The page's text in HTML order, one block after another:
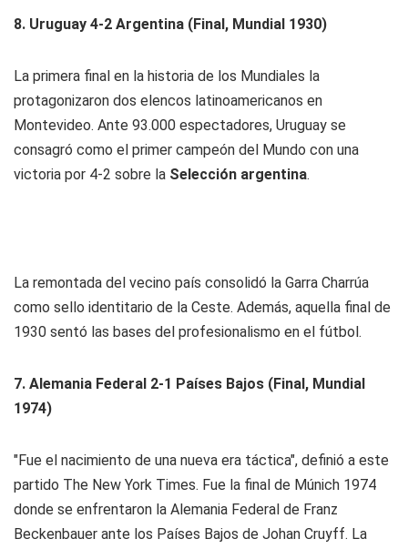
8. Uruguay 4-2 Argentina (Final, Mundial 1930)
La primera final en la historia de los Mundiales la
protagonizaron dos elencos latinoamericanos en
Montevideo. Ante 93.000 espectadores, Uruguay se
consagró como el primer campeón del Mundo con una
victoria por 4-2 sobre la Selección argentina.
La remontada del vecino país consolidó la Garra Charrúa
como sello identitario de la Ceste. Además, aquella final de
1930 sentó las bases del profesionalismo en el fútbol.
7. Alemania Federal 2-1 Países Bajos (Final, Mundial
1974)
"Fue el nacimiento de una nueva era táctica", definió a este
partido The New York Times. Fue la final de Múnich 1974
donde se enfrentaron la Alemania Federal de Franz
Beckenbauer ante los Países Bajos de Johan Cruyff. La